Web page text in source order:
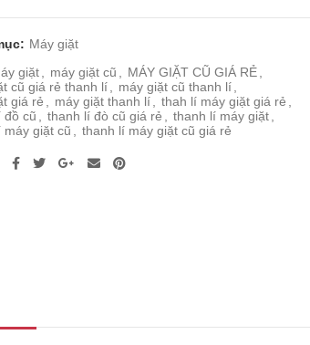
là:
2.500.000 ₫.
tại
2.000.000 ₫.
Máy giặt
giặt máy giặt cũ MÁY GIẶT CŨ GIÁ RẺ
cũ giá rẻ thanh lí
máy giặt cũ thanh lí
giá rẻ
máy giặt thanh lí thah lí máy giặt giá rẻ
đồ cũ
thanh lí đò cũ giá rẻ thanh lí máy giặt
máy giặt cũ
thanh lí máy giặt cũ giá rẻ